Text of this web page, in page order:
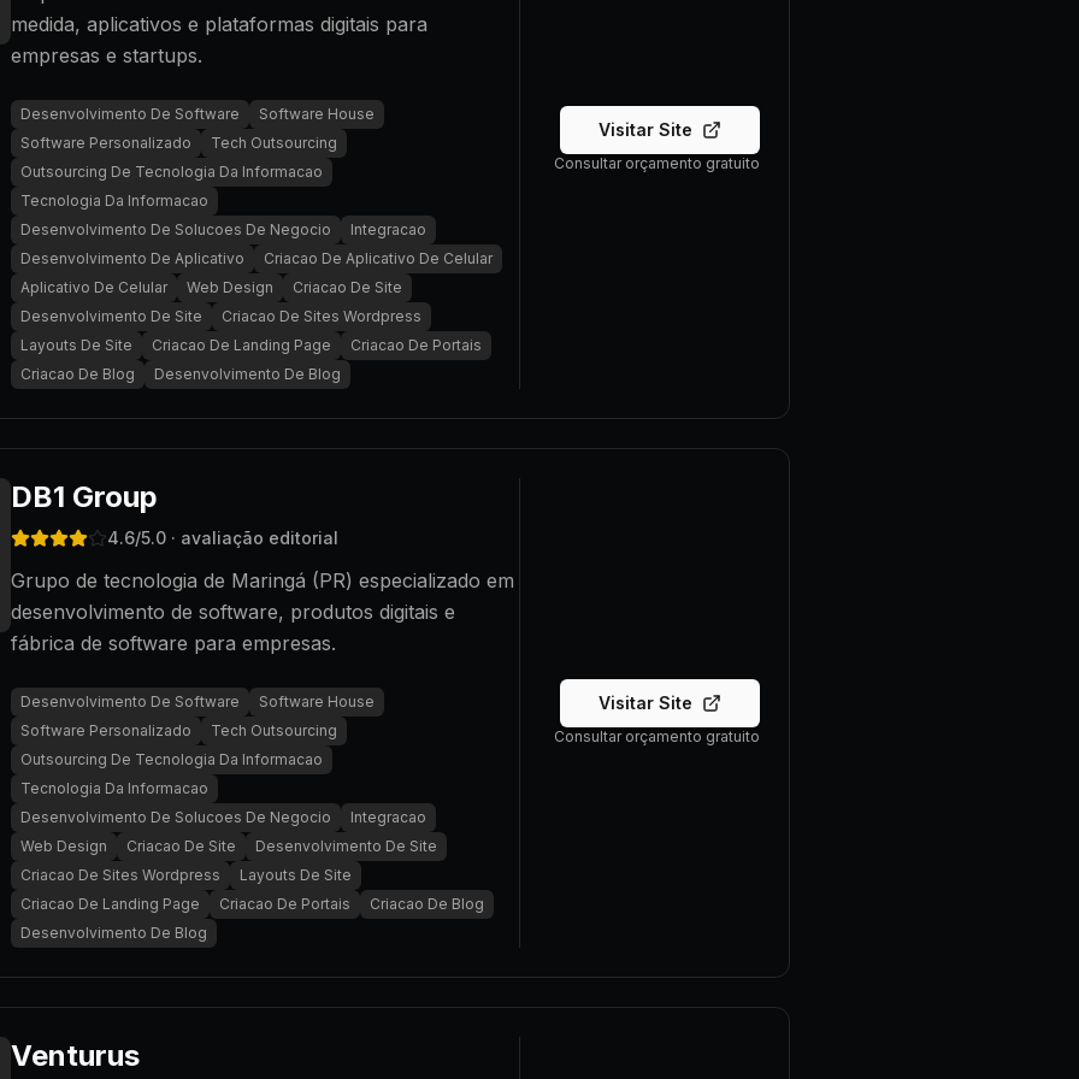
medida, aplicativos e plataformas digitais para
empresas e startups.
Desenvolvimento De Software
Software House
Software Personalizado
Tech Outsourcing
Outsourcing De Tecnologia Da Informacao
Tecnologia Da Informacao
Desenvolvimento De Solucoes De Negocio
Integracao
Desenvolvimento De Aplicativo
Criacao De Aplicativo De Celular
Aplicativo De Celular
Web Design
Criacao De Site
Desenvolvimento De Site
Criacao De Sites Wordpress
Layouts De Site
Criacao De Landing Page
Criacao De Portais
Criacao De Blog
Desenvolvimento De Blog
Visitar Site
Consultar orçamento gratuito
DB1 Group
4.6/5.0 · avaliação editorial
Grupo de tecnologia de Maringá (PR) especializado em
desenvolvimento de software, produtos digitais e
fábrica de software para empresas.
Desenvolvimento De Software
Software House
Software Personalizado
Tech Outsourcing
Outsourcing De Tecnologia Da Informacao
Tecnologia Da Informacao
Desenvolvimento De Solucoes De Negocio
Integracao
Web Design
Criacao De Site
Desenvolvimento De Site
Criacao De Sites Wordpress
Layouts De Site
Criacao De Landing Page
Criacao De Portais
Criacao De Blog
Desenvolvimento De Blog
Visitar Site
Consultar orçamento gratuito
Venturus